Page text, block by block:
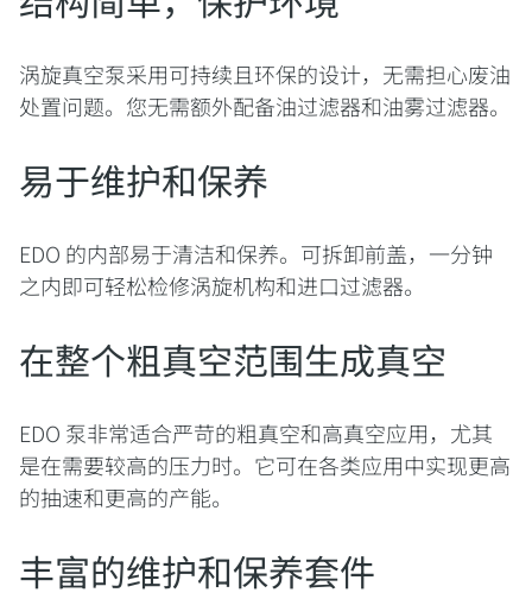
涡旋真空泵采用可持续且环保的设计，无需担心废油
处置问题。您无需额外配备油过滤器和油雾过滤器。
易于维护和保养
EDO 的内部易于清洁和保养。可拆卸前盖，一分钟
之内即可轻松检修涡旋机构和进口过滤器。
在整个粗真空范围生成真空
EDO 泵非常适合严苛的粗真空和高真空应用，尤其
是在需要较高的压力时。它可在各类应用中实现更高
的抽速和更高的产能。
丰富的维护和保养套件